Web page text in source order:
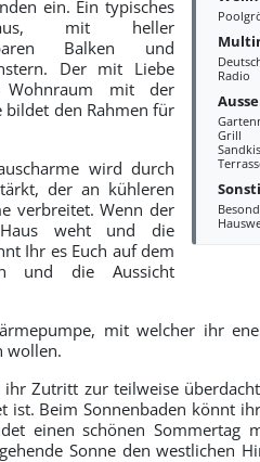
Radio
Grill
ein. Ein typisches
mit heller
Balken und
Der mit Liebe
Wohnraum mit der
bildet den Rahmen für
wird durch
der an kühleren
verbreitet. Wenn der
weht und die
Ihr es Euch auf dem
und die Aussicht
mit welcher ihr
wollen.
Zutritt zur teilweise
ist. Beim Sonnenbaden könnt
einen schönen
Sonne den westlichen